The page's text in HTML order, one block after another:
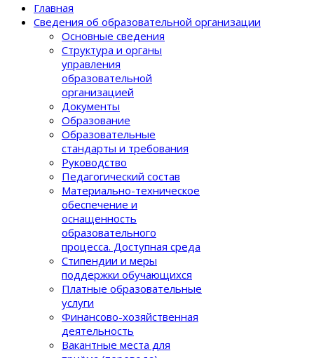
Главная
Сведения об образовательной организации
Основные сведения
Структура и органы
управления
образовательной
организацией
Документы
Образование
Образовательные
стандарты и требования
Руководство
Педагогический состав
Материально-техническое
обеспечение и
оснащенность
образовательного
процеcса. Доступная среда
Стипендии и меры
поддержки обучающихся
Платные образовательные
услуги
Финансово-хозяйственная
деятельность
Вакантные места для